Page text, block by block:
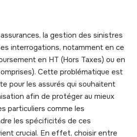
la gestion des sinistres
interrogations, notamment en ce
en HT (Hors Taxes) ou en
Cette problématique est
pour les assurés qui souhaitent
afin de protéger au mieux
particuliers comme les
les spécificités de ces
crucial. En effet, choisir entre